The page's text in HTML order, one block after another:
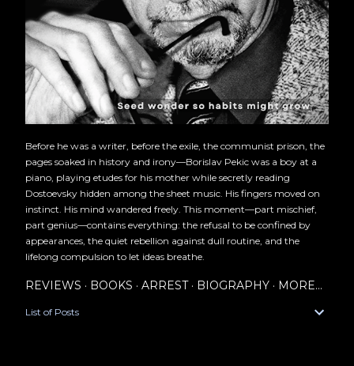
Before he was a writer, before the exile, the communist prison, the
pages soaked in history and irony—Borislav Pekic was a boy at a
piano, playing etudes for his mother while secretly reading
Dostoevsky hidden among the sheet music. His fingers moved on
instinct. His mind wandered freely. This moment—part mischief,
part genius—contains everything: the refusal to be confined by
appearances, the quiet rebellion against dull routine, and the
lifelong compulsion to let ideas breathe.
REVIEWS BOOKS ARREST BIOGRAPHY MORE…
List of Posts